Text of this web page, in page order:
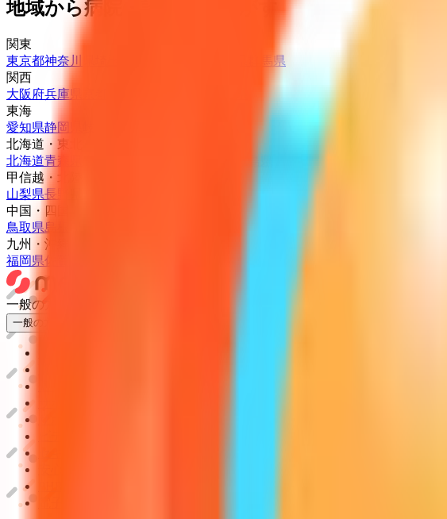
地域から病院・診療所をさがす
関東
東京都神奈川県
群馬県
関西
大阪府兵庫県
東海
愛知県静岡県
北海道・東北
北海道青森県
甲信越・北陸
山梨県長野県
中国・四国
鳥取県島根県
九州・沖縄
福岡県佐賀県
一般の方
一般の方